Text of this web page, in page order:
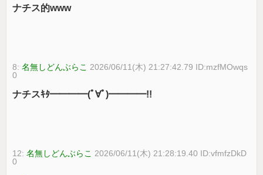
ナチス的www
8:名無しどんぶらこ 2026/06/11(木) 21:27:42.79 ID:mzfMOwqs
0
ナチスｷﾀ━━━━(ﾟ∀ﾟ)━━━━!!
12:名無しどんぶらこ 2026/06/11(木) 21:28:19.40 ID:vfmfzDkD
0